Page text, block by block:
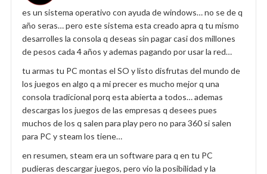
es un sistema operativo con ayuda de windows… no se de q
año seras… pero este sistema esta creado apra q tu mismo
desarrolles la consola q deseas sin pagar casi dos millones
de pesos cada 4 años y ademas pagando por usar la red…
tu armas tu PC montas el SO y listo disfrutas del mundo de
los juegos en algo q a mi precer es mucho mejor q una
consola tradicional porq esta abierta a todos… ademas
descargas los juegos de las empresas q desees pues
muchos de los q salen para play pero no para 360 si salen
para PC y steam los tiene…
en resumen, steam era un software para q en tu PC
pudieras descargar juegos, pero vio la posibilidad y la